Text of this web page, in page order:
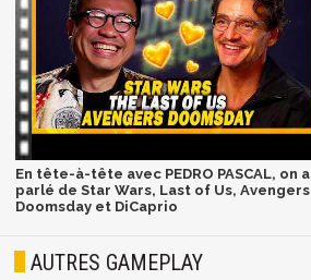
En tête-à-tête avec PEDRO PASCAL, on a
parlé de Star Wars, Last of Us, Avengers
Doomsday et DiCaprio
AUTRES GAMEPLAY